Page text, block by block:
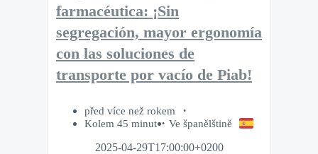
farmacéutica: ¡Sin
segregación, mayor ergonomía
con las soluciones de
transporte por vacío de Piab!
před více než rokem
Kolem 45 minut
Ve španělštině
2025-04-29T17:00:00+0200